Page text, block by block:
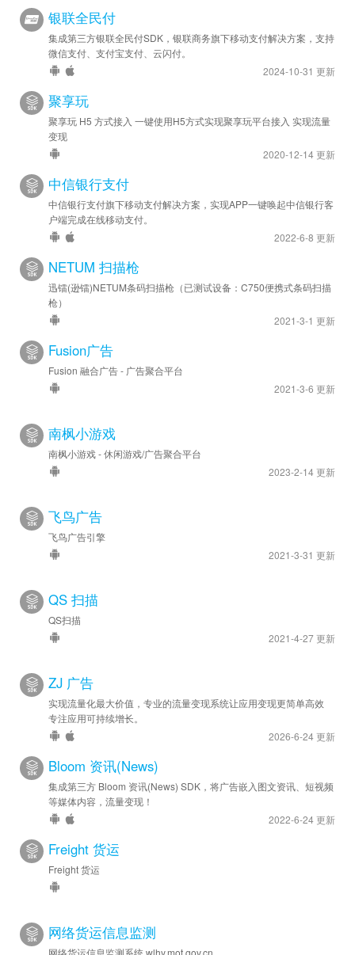
银联全民付
集成第三方银联全民付SDK，银联商务旗下移动支付解决方案，支持
微信支付、支付宝支付、云闪付。
2024-10-31 更新
聚享玩
聚享玩 H5 方式接入 一键使用H5方式实现聚享玩平台接入 实现流量
变现
2020-12-14 更新
中信银行支付
中信银行支付旗下移动支付解决方案，实现APP一键唤起中信银行客
户端完成在线移动支付。
2022-6-8 更新
NETUM 扫描枪
迅镭(逊镭)NETUM条码扫描枪（已测试设备：C750便携式条码扫描
枪）
2021-3-1 更新
Fusion广告
Fusion 融合广告 - 广告聚合平台
2021-3-6 更新
南枫小游戏
南枫小游戏 - 休闲游戏/广告聚合平台
2023-2-14 更新
飞鸟广告
飞鸟广告引擎
2021-3-31 更新
QS 扫描
QS扫描
2021-4-27 更新
ZJ 广告
实现流量化最大价值，专业的流量变现系统让应用变现更简单高效
专注应用可持续增长。
2026-6-24 更新
Bloom 资讯(News)
集成第三方 Bloom 资讯(News) SDK，将广告嵌入图文资讯、短视频
等媒体内容，流量变现！
2022-6-24 更新
Freight 货运
Freight 货运
网络货运信息监测
网络货运信息监测系统 wlhy.mot.gov.cn